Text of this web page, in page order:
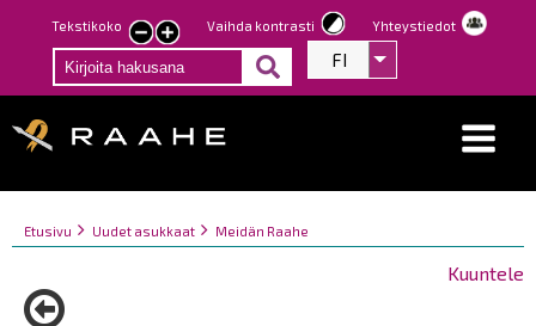
Hyppää
pääsisältöön
Tekstikoko
Pienennä
tekstin
kokoa
Suurenna
tekstin
kokoa
Vaihda kontrasti Yhteystiedot
FI Listaa
Breadcrumbs
You
here:
Etusivu Uudet asukkaat Meidän Raahe
Kuuntele